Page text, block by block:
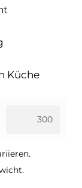
Küche